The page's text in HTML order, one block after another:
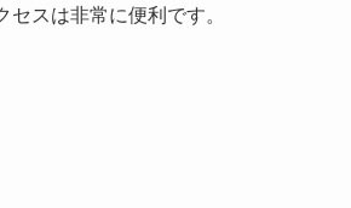
セスは非常に便利です。